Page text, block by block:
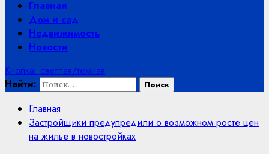
Главная
Дом и сад
Недвижимость
Новости
Кнопка: светлая/темная
Найти:
Главная
Застройщики предупредили о возможном росте цен
на жилье в новостройках